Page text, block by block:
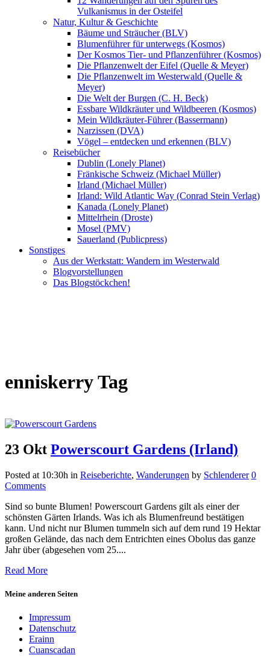
Vulkanismus in der Osteifel
Natur, Kultur & Geschichte
Bäume und Sträucher (BLV)
Blumenführer für unterwegs (Kosmos)
Der Kosmos Tier- und Pflanzenführer (Kosmos)
Die Pflanzenwelt der Eifel (Quelle & Meyer)
Die Pflanzenwelt im Westerwald (Quelle &
Meyer)
Die Welt der Burgen (C. H. Beck)
Essbare Wildkräuter und Wildbeeren (Kosmos)
Mein Wildkräuter-Führer (Bassermann)
Narzissen (DVA)
Vögel – entdecken und erkennen (BLV)
Reisebücher
Dublin (Lonely Planet)
Fränkische Schweiz (Michael Müller)
Irland (Michael Müller)
Irland: Wild Atlantic Way (Conrad Stein Verlag)
Kanada (Lonely Planet)
Mittelrhein (Droste)
Mosel (PMV)
Sauerland (Publicpress)
Sonstiges
Aus der Werkstatt: Wandern im Westerwald
Blogvorstellungen
Das Blogstöckchen!
enniskerry Tag
23 Okt Powerscourt Gardens (Irland)
Posted at 10:30h in Reiseberichte, Wanderungen by Schlenderer 0
Comments
Sind so bunte Blumen! Powerscourt Gardens gilt als einer der
schönsten Gärten Irlands. Was ich als Blumenfreund bestätigen
kann. Und nicht nur Blumen tummeln sich auf dem rund 19 Hektar
großen Gelände, das nach dem Entrichten eines Obolus das ganze
Jahr über (abgesehen vom 25....
Read More
Meine anderen Seiten
Impressum
Datenschutz
Erainn
Cuanscadan